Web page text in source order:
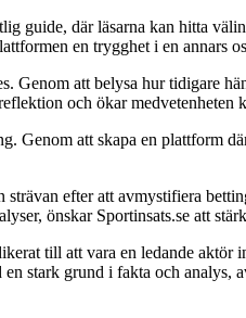
guide, där läsarna kan hitta
en trygghet i en annars
att belysa hur tidigare
och ökar medvetenheten
Genom att skapa en plattform
efter att avmystifiera
önskar Sportinsats.se att
till att vara en ledande aktör
stark grund i fakta och analys,